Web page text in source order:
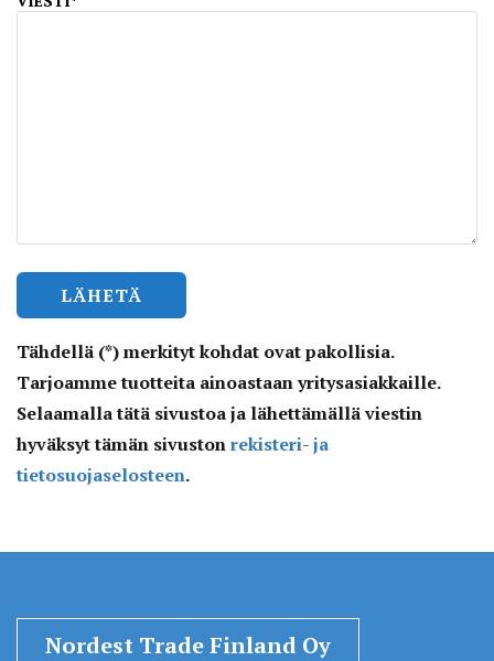
Tähdellä (*) merkityt kohdat ovat pakollisia.
Tarjoamme tuotteita ainoastaan yritysasiakkaille.
Selaamalla tätä sivustoa ja lähettämällä viestin
hyväksyt tämän sivustonrekisteri- ja
tietosuojaselosteen.
Nordest Trade Finland Oy